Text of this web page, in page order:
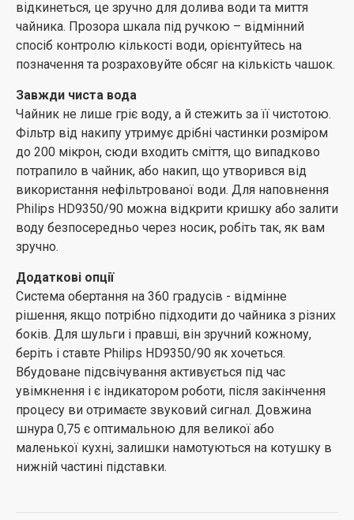
відкинеться, це зручно для долива води та миття
чайника. Прозора шкала під ручкою – відмінний
спосіб контролю кількості води, орієнтуйтесь на
позначення та розраховуйте обсяг на кількість чашок.
Завжди чиста вода
Чайник не лише гріє воду, а й стежить за її чистотою.
Фільтр від накипу утримує дрібні частинки розміром
до 200 мікрон, сюди входить сміття, що випадково
потрапило в чайник, або накип, що утворився від
використання нефільтрованої води. Для наповнення
Philips HD9350/90 можна відкрити кришку або залити
воду безпосередньо через носик, робіть так, як вам
зручно.
Додаткові опції
Система обертання на 360 градусів - відмінне
рішення, якщо потрібно підходити до чайника з різних
боків. Для шульги і правші, він зручний кожному,
беріть і ставте Philips HD9350/90 як хочеться.
Вбудоване підсвічування активується під час
увімкнення і є індикатором роботи, після закінчення
процесу ви отримаєте звуковий сигнал. Довжина
шнура 0,75 є оптимальною для великої або
маленької кухні, залишки намотуються на котушку в
нижній частині підставки.